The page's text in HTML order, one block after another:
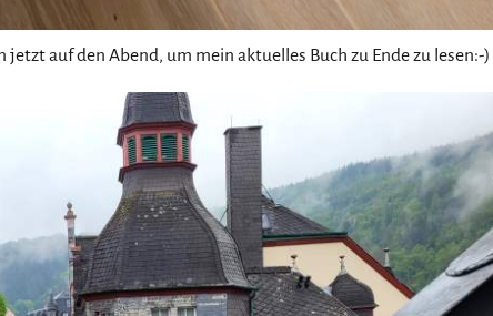
auf den Abend, um mein aktuelles Buch zu Ende zu lesen:-)